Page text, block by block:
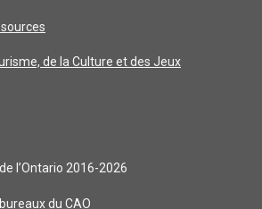
de la Culture et des Jeux
l’Ontario 2016-2026
du CAO